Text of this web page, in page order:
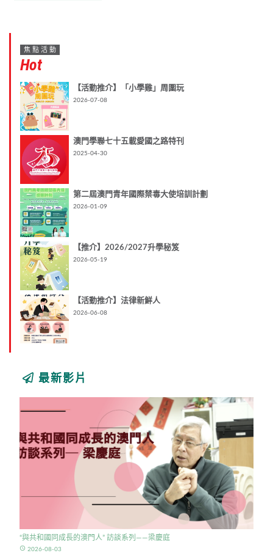
焦點活動
Hot
【活動推介】「小學雞」周圍玩
2026-07-08
澳門學聯七十五載愛國之路特刊
2025-04-30
第二屆澳門青年國際禁毒大使培訓計劃
2026-01-09
【推介】2026/2027升學秘笈
2026-05-19
【活動推介】法律新鮮人
2026-06-08
最新影片
“與共和國同成長的澳門人” 訪談系列——梁慶庭
access_time 2026-08-03